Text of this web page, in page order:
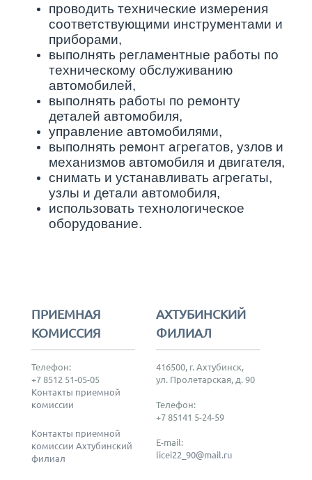
проводить технические измерения
соответствующими инструментами и
приборами,
выполнять регламентные работы по
техническому обслуживанию
автомобилей,
выполнять работы по ремонту
деталей автомобиля,
управление автомобилями,
выполнять ремонт агрегатов, узлов и
механизмов автомобиля и двигателя,
снимать и устанавливать агрегаты,
узлы и детали автомобиля,
использовать технологическое
оборудование.
ПРИЕМНАЯ
КОМИССИЯ
Телефон:
+7 8512 51-05-05
Контакты приемной
комиссии
Контакты приемной
комиссии Ахтубинский
филиал
АХТУБИНСКИЙ
ФИЛИАЛ
416500, г. Ахтубинск,
ул. Пролетарская, д. 90
Телефон:
+7 85141 5-24-59
E-mail:
licei22_90@mail.ru